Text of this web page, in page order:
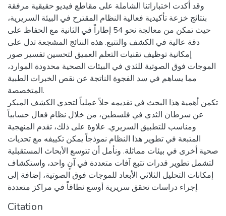
وقد أكدت اختباراتنا الشاملة على مقاطع فيديو حقيقية مرفقة
بنتائج خزعة تأكيدية فعالية النظام المقترح في البيئة السريرية،
حيث تمكن من معالجة نحو 54 إطاراً في الثانية مع الحفاظ على
دقة عالية في الكشف والتتبع. هذه النتائج المشجعة تدل على
إمكانية توظيف تقنيات التعلم العميق لتحسين تفسير صور
الموجات فوق الصوتية للثدي في البيئات الصحية محدودة الموارد،
مما يساهم في سد الفجوة الناتجة عن نقص الخبرات الطبية
المتخصصة.
تكمن أهمية هذا البحث في تقديمه حلاً عملياً لتحدي الكشف المبكر
عن سرطان الثدي في فلسطين، من خلال نظام فعال حسابياً
ومناسب للتطبيق السريري. علاوة على ذلك، تقدم المنهجية
المتبعة في تطوير هذا النظام نموذجاً يمكن تكييفه مع تحديات
صحية أخرى في بيئات مماثلة. ونأمل أن تتوسع الأبحاث المستقبلية
لتشمل تطوير قدرات تتبع آفات متعددة في آنٍ واحد، واستكشاف
إمكانات التحليل الثلاثي الأبعاد للموجات فوق الصوتية، إضافة إلى
إجراء دراسات تحقق سريرية أوسع نطاقاً في مراكز متعددة.
Citation